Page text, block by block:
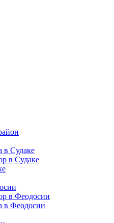
в Судаке
в Судаке
в Феодосии
в Феодосии